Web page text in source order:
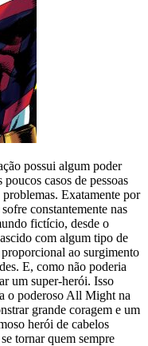
possui algum poder
casos de pessoas
Exatamente por
constantemente nas
fictício, desde o
com algum tipo de
ao surgimento
E, como não poderia
um super-herói. Isso
o poderoso All Might na
grande coragem e um
herói de cabelos
tornar quem sempre